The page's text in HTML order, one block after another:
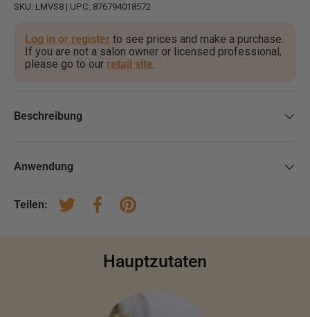
SKU: LMVS8 | UPC: 876794018572
Log in or register to see prices and make a purchase.
If you are not a salon owner or licensed professional,
please go to our retail site.
Beschreibung
Anwendung
Teilen:
Auf Twitter twittern
Auf Facebook teilen
Auf Pinterest pinnen
Hauptzutaten